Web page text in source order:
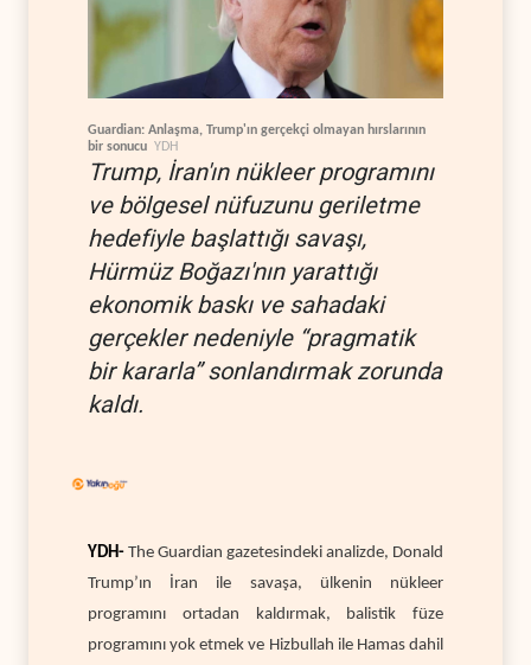
Guardian: Anlaşma, Trump'ın gerçekçi olmayan hırslarının
bir sonucu YDH
Trump, İran'ın nükleer programını
ve bölgesel nüfuzunu geriletme
hedefiyle başlattığı savaşı,
Hürmüz Boğazı'nın yarattığı
ekonomik baskı ve sahadaki
gerçekler nedeniyle “pragmatik
bir kararla” sonlandırmak zorunda
kaldı.
YDH- The Guardian gazetesindeki analizde, Donald
Trump’ın İran ile savaşa, ülkenin nükleer
programını ortadan kaldırmak, balistik füze
programını yok etmek ve Hizbullah ile Hamas dahil